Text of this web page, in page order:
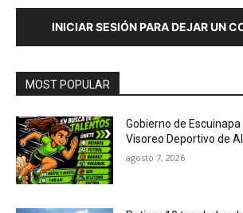
INICIAR SESIÓN PARA DEJAR UN
MOST POPULAR
Gobierno de
Visoreo Deportivo de
agosto 7, 2026